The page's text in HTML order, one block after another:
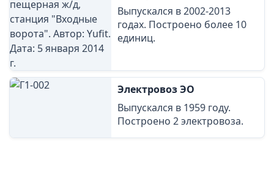
Выпускался в 2002-2013
годах. Построено более 10
единиц.
Электровоз ЭО
Выпускался в 1959 году.
Построено 2 электровоза.